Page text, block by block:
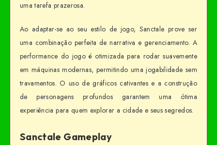
uma tarefa prazerosa.
Ao adaptar-se ao seu estilo de jogo, Sanctale prove ser
uma combinação perfeita de narrativa e gerenciamento. A
performance do jogo é otimizada para rodar suavemente
em máquinas modernas, permitindo uma jogabilidade sem
travamentos. O uso de gráficos cativantes e a construção
de personagens profundos garantem uma ótima
experiência para quem explorar a cidade e seus segredos.
Sanctale Gameplay